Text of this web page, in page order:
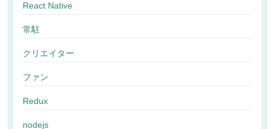
React Native
常駐
クリエイター
ファン
Redux
nodejs